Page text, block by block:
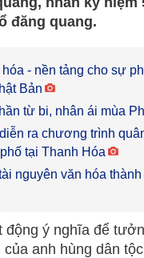
đăng quang.
- nền tảng cho sự
Bản
từ bi, nhân ái mùa
ra chương trình
tại Thanh Hóa
nguyên văn hóa
động ý nghĩa để
anh hùng dân